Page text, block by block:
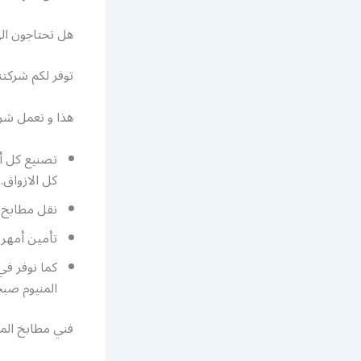
هل تحتاجون
توفر لكم
هذا و تعمل
تصنيع كل
كل الازواق.
نقل
تأمين
كما نوفر
المنيوم
فني مطابخ